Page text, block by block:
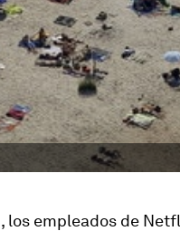
los empleados de